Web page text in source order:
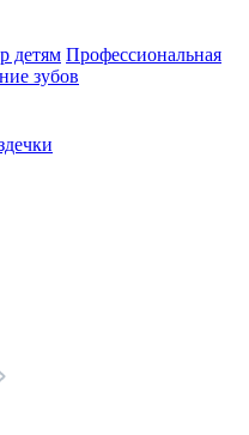
детям Профессиональная
зубов